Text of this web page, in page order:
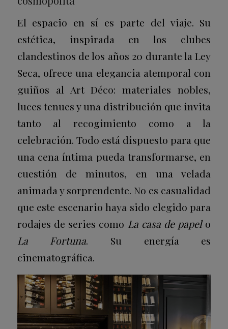
El espacio en sí es parte del viaje. Su
estética, inspirada en los clubes
clandestinos de los años 20 durante la Ley
Seca, ofrece una elegancia atemporal con
guiños al Art Déco: materiales nobles,
luces tenues y una distribución que invita
tanto al recogimiento como a la
celebración. Todo está dispuesto para que
una cena íntima pueda transformarse, en
cuestión de minutos, en una velada
animada y sorprendente. No es casualidad
que este escenario haya sido elegido para
rodajes de series como La casa de papelo
La Fortuna. Su energía es
cinematográfica.